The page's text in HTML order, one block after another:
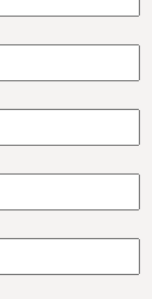
Untertext u.a.)
werden)